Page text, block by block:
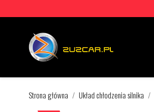
Strona główna Układ chłodzenia silnika